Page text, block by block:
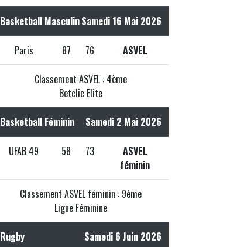
Basketball MasculinSamedi 16 Mai 2026
Paris 87 76 ASVEL
Classement ASVEL : 4ème
Betclic Elite
Basketball Féminin Samedi 2 Mai 2026
UFAB 49 58 73
ASVEL
féminin
Classement ASVEL féminin : 9ème
Ligue Féminine
Rugby Samedi 6 Juin 2026